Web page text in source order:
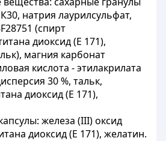
натрия лаурилсульфат,
(спирт
диоксид (E 171),
магния карбонат
кислота - этилакрилата
30 %, тальк,
диоксид (E 171),
железа (III) оксид
диоксид (Е 171), желатин.